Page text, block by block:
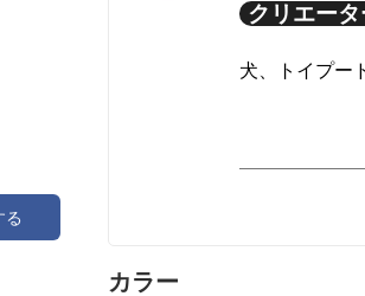
る
クリエータ
犬、トイプー
カラー